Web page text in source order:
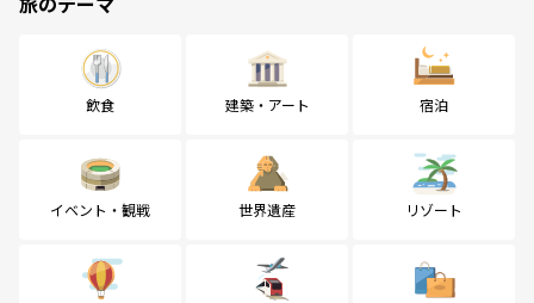
飲食 建築・アート 宿泊
イベント・観戦 世界遺産 リゾート